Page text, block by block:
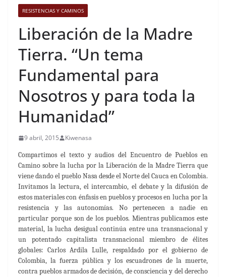
RESISTENCIAS Y CAMINOS
Liberación de la Madre
Tierra. “Un tema
Fundamental para
Nosotros y para toda la
Humanidad”
9 abril, 2015
Kiwenasa
Compartimos el texto y audios del Encuentro de Pueblos en
Camino sobre la lucha por la Liberación de la Madre Tierra que
viene dando el pueblo Nasa desde el Norte del Cauca en Colombia.
Invitamos la lectura, el intercambio, el debate y la difusión de
estos materiales con énfasis en pueblos y procesos en lucha por la
resistencia y las autonomías. No pertenecen a nadie en
particular porque son de los pueblos. Mientras publicamos este
material, la lucha desigual continúa entre una transnacional y
un potentado capitalista transnacional miembro de élites
globales: Carlos Ardila Lulle, respaldado por el gobierno de
Colombia, la fuerza pública y los escuadrones de la muerte,
contra pueblos armados de decisión, de consciencia y del derecho